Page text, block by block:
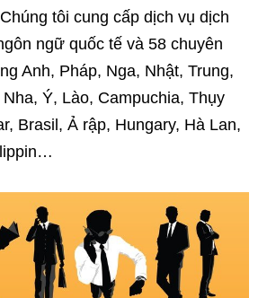
tôi cung cấp dịch vụ dịch
ngữ quốc tế và 58 chuyên
Anh, Pháp, Nga, Nhật, Trung,
Ý, Lào, Campuchia, Thụy
Brasil, Ả rập, Hungary, Hà Lan,